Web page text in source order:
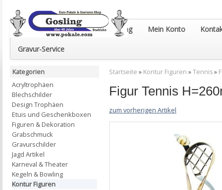
Euro-Pokale & Gravur-Shop Gosling Mein Konto
Gravur-Service
Startseite » Kontur Figuren »Tennis»
Figur Tennis
zum vorherigen Artikel
Kategorien
Acryltrophäen
Blechschilder
Design Trophäen
Etuis und Geschenkboxen
Figuren & Dekoration
Grabschmuck
Gravurschilder
Jagd Artikel
Karneval & Theater
Kegeln & Bowling
Kontur Figuren